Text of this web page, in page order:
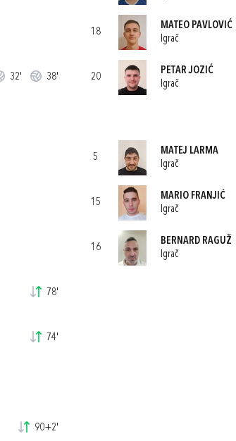
32' 38'
78'
74'
90+2'
18
MATEO PAVLOVIĆ
Igrač
20
PETAR JOZIĆ
Igrač
5
MATEJ LARMA
Igrač
15
MARIO FRANJIĆ
Igrač
16
BERNARD RAGUŽ
Igrač